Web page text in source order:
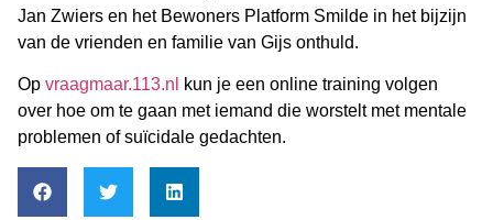
Jan Zwiers en het Bewoners Platform Smilde in het bijzijn
van de vrienden en familie van Gijs onthuld.
Op vraagmaar.113.nl
kun je een online training volgen
over hoe om te gaan met iemand die worstelt met mentale
problemen of suïcidale gedachten.